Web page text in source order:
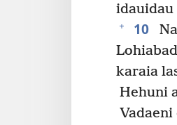
idauidau
+ 10
karaia
Hehuni